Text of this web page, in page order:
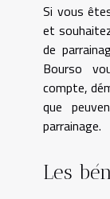
Si vous
et
de
Bourso
compte,
que
parrainage.
Les